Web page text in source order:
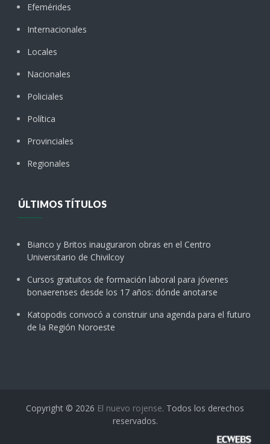
Efemérides
Internacionales
Locales
Nacionales
Policiales
Política
Provinciales
Regionales
ÚLTIMOS TÍTULOS
Bianco y Britos inauguraron obras en el Centro
Universitario de Chivilcoy
Cursos gratuitos de formación laboral para jóvenes
bonaerenses desde los 17 años: dónde anotarse
Katopodis convocó a construir una agenda para el futuro
de la Región Noroeste
Copyright © 2026 El nuevo rojense. Todos los derechos
reservados.